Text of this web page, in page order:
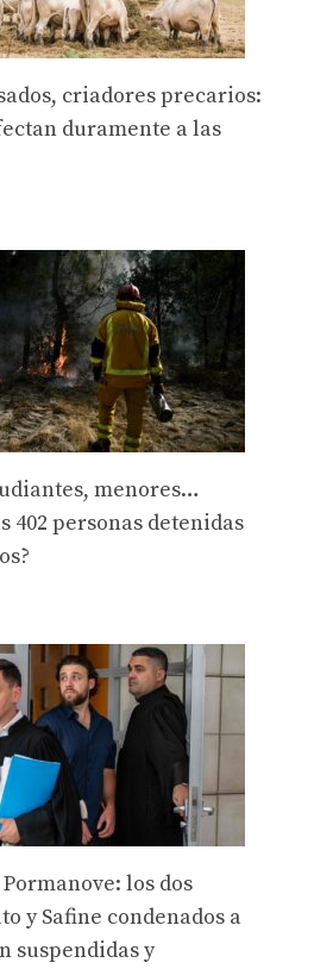
criadores precarios:
duramente a las
menores…
402 personas detenidas
los dos
y Safine condenados a
suspendidas y